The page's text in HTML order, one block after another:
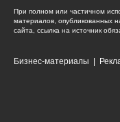
При полном или частичном
материалов, опубликованных
сайта, ссылка на источник
Бизнес-материалы